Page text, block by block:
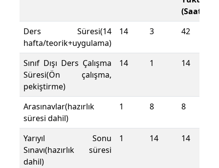
(Saat)
Ders Süresi(14
hafta/teorik+uygulama)
14 3 42
Sınıf Dışı Ders Çalışma
Süresi(Ön çalışma,
pekiştirme)
14 1 14
Arasınavlar(hazırlık
süresi dahil)
1 8 8
Yarıyıl Sonu
Sınavı(hazırlık süresi
dahil)
1 14 14